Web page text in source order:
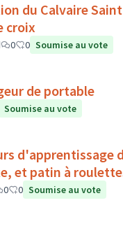
du Calvaire
croix
0 0 Soumise au vote
de portable
Soumise au vote
d'apprentissage
et patin à
0 0 Soumise au vote